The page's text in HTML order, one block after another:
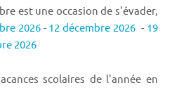
est une occasion de s'évader,
2026- 12 décembre 2026 - 19
2026
scolaires de l'année en